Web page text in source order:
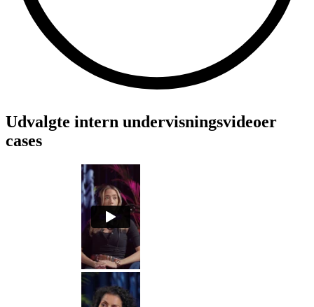
Udvalgte intern undervisningsvideoer
cases